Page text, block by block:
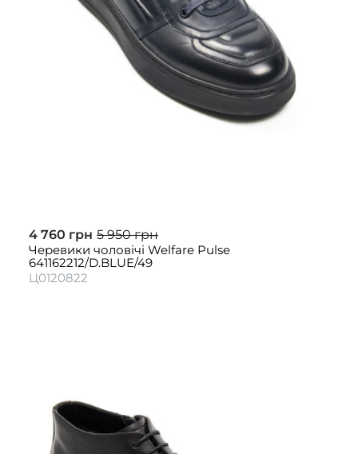
4 760 грн 5 950 грн
Черевики чоловічі Welfare Pulse
641162212/D.BLUE/49
Ц0120822